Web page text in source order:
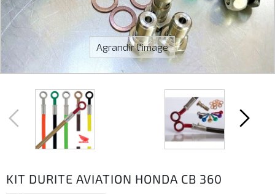
Agrandir l'image
KIT DURITE AVIATION HONDA CB 360